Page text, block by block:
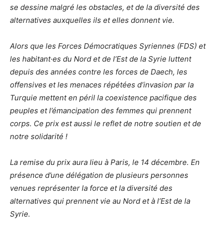
se dessine malgré les obstacles, et de la diversité des
alternatives auxquelles ils et elles donnent vie.
Alors que les Forces Démocratiques Syriennes (FDS) et
les habitant·es du Nord et de l’Est de la Syrie luttent
depuis des années contre les forces de Daech, les
offensives et les menaces répétées d’invasion par la
Turquie mettent en péril la coexistence pacifique des
peuples et l’émancipation des femmes qui prennent
corps. Ce prix est aussi le reflet de notre soutien et de
notre solidarité !
La remise du prix aura lieu à Paris, le 14 décembre. En
présence d’une délégation de plusieurs personnes
venues représenter la force et la diversité des
alternatives qui prennent vie au Nord et à l’Est de la
Syrie.